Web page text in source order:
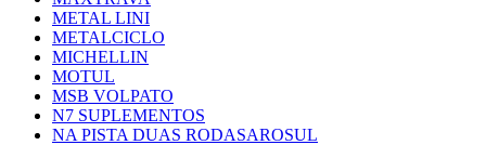
METAL LINI
METALCICLO
MICHELLIN
MOTUL
MSB VOLPATO
N7 SUPLEMENTOS
NA PISTA DUAS RODASAROSUL